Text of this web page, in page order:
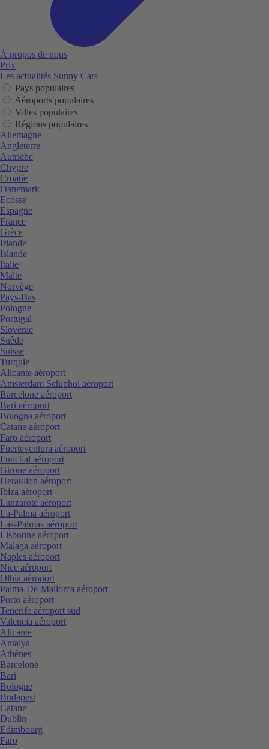
À propos de nous
Prix
Les actualités Sunny Cars
Pays populaires
Aéroports populaires
Villes populaires
Régions populaires
Allemagne
Angleterre
Autriche
Chypre
Croatie
Danemark
Ecosse
Espagne
France
Grèce
Irlande
Islande
Italie
Malte
Norvège
Pays-Bas
Pologne
Portugal
Slovénie
Suède
Suisse
Turquie
Alicante aéroport
Amsterdam Schiphol aéroport
Barcelone aéroport
Bari aéroport
Bologna aéroport
Catane aéroport
Faro aéroport
Fuerteventura aéroport
Funchal aéroport
Girone aéroport
Heraklion aéroport
Ibiza aéroport
Lanzarote aéroport
La-Palma aéroport
Las-Palmas aéroport
Lisbonne aéroport
Malaga aéroport
Naples aéroport
Nice aéroport
Olbia aéroport
Palma-De-Mallorca aéroport
Porto aéroport
Tenerife aéroport sud
Valencia aéroport
Alicante
Antalya
Athènes
Barcelone
Bari
Bologne
Budapest
Catane
Dublin
Edimbourg
Faro